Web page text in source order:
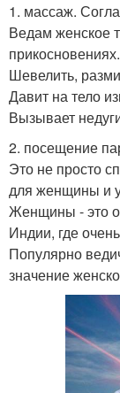
1. массаж.
Ведам женское
Шевелить,
Давит на тело
Вызывает
2. посещение
Это не просто
для женщины и
Женщины - это
Индии, где
Популярно
значение